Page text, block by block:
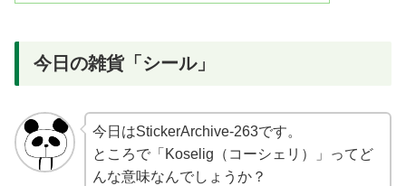
今日の雑貨「シール」
今日はStickerArchive-263です。
ところで「Koselig（コーシェリ）」ってど
んな意味なんでしょうか？